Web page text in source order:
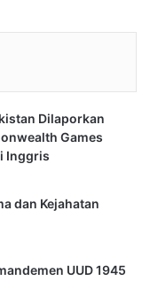
Dilaporkan
Games
Inggris
dan Kejahatan
UUD 1945